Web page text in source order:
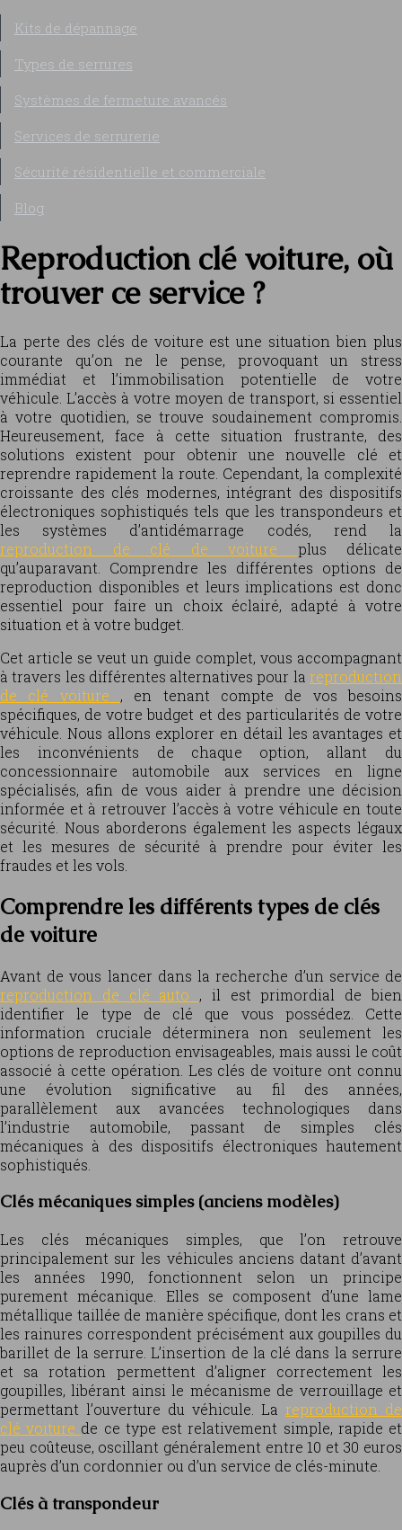
Kits de dépannage
Types de serrures
Systèmes de fermeture avancés
Services de serrurerie
Sécurité résidentielle et commerciale
Blog
Reproduction clé voiture, où
trouver ce service ?
La perte des clés de voiture est une situation bien plus
courante qu’on ne le pense, provoquant un stress
immédiat et l’immobilisation potentielle de votre
véhicule. L’accès à votre moyen de transport, si essentiel
à votre quotidien, se trouve soudainement compromis.
Heureusement, face à cette situation frustrante, des
solutions existent pour obtenir une nouvelle clé et
reprendre rapidement la route. Cependant, la complexité
croissante des clés modernes, intégrant des dispositifs
électroniques sophistiqués tels que les transpondeurs et
les systèmes d’antidémarrage codés, rend la
reproduction de clé de voiture plus délicate
qu’auparavant. Comprendre les différentes options de
reproduction disponibles et leurs implications est donc
essentiel pour faire un choix éclairé, adapté à votre
situation et à votre budget.
Cet article se veut un guide complet, vous accompagnant
à travers les différentes alternatives pour la reproduction
de clé voiture , en tenant compte de vos besoins
spécifiques, de votre budget et des particularités de votre
véhicule. Nous allons explorer en détail les avantages et
les inconvénients de chaque option, allant du
concessionnaire automobile aux services en ligne
spécialisés, afin de vous aider à prendre une décision
informée et à retrouver l’accès à votre véhicule en toute
sécurité. Nous aborderons également les aspects légaux
et les mesures de sécurité à prendre pour éviter les
fraudes et les vols.
Comprendre les différents types de clés
de voiture
Avant de vous lancer dans la recherche d’un service de
reproduction de clé auto , il est primordial de bien
identifier le type de clé que vous possédez. Cette
information cruciale déterminera non seulement les
options de reproduction envisageables, mais aussi le coût
associé à cette opération. Les clés de voiture ont connu
une évolution significative au fil des années,
parallèlement aux avancées technologiques dans
l’industrie automobile, passant de simples clés
mécaniques à des dispositifs électroniques hautement
sophistiqués.
Clés mécaniques simples (anciens modèles)
Les clés mécaniques simples, que l’on retrouve
principalement sur les véhicules anciens datant d’avant
les années 1990, fonctionnent selon un principe
purement mécanique. Elles se composent d’une lame
métallique taillée de manière spécifique, dont les crans et
les rainures correspondent précisément aux goupilles du
barillet de la serrure. L’insertion de la clé dans la serrure
et sa rotation permettent d’aligner correctement les
goupilles, libérant ainsi le mécanisme de verrouillage et
permettant l’ouverture du véhicule. La reproduction de
clé voiture de ce type est relativement simple, rapide et
peu coûteuse, oscillant généralement entre 10 et 30 euros
auprès d’un cordonnier ou d’un service de clés-minute.
Clés à transpondeur